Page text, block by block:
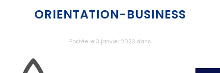
ORIENTATION-BUSINESS
Postée le 3 janvier 2023 dans